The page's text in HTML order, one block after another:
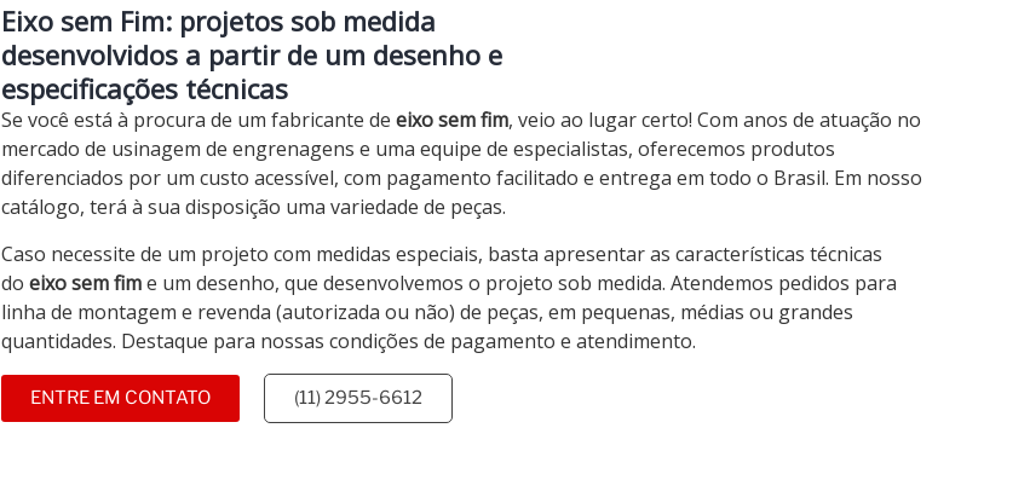
Eixo sem Fim: projetos sob medida
desenvolvidos a partir de um desenho e
especificações técnicas
Se você está à procura de um fabricante deeixo sem fim, veio ao lugar certo! Com anos de atuação no
mercado de usinagem de engrenagens e uma equipe de especialistas, oferecemos produtos
diferenciados por um custo acessível, com pagamento facilitado e entrega em todo o Brasil. Em nosso
catálogo, terá à sua disposição uma variedade de peças.
Caso necessite de um projeto com medidas especiais, basta apresentar as características técnicas
doeixo sem fime um desenho, que desenvolvemos o projeto sob medida. Atendemos pedidos para
linha de montagem e revenda (autorizada ou não) de peças, em pequenas, médias ou grandes
quantidades. Destaque para nossas condições de pagamento e atendimento.
ENTRE EM CONTATO (11) 2955-6612